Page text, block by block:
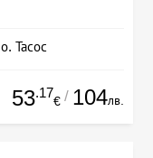
Тасос
53.17
€ / 104лв.